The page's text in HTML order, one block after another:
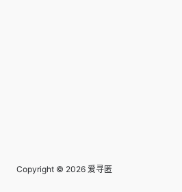
Copyright © 2026 爱寻匿